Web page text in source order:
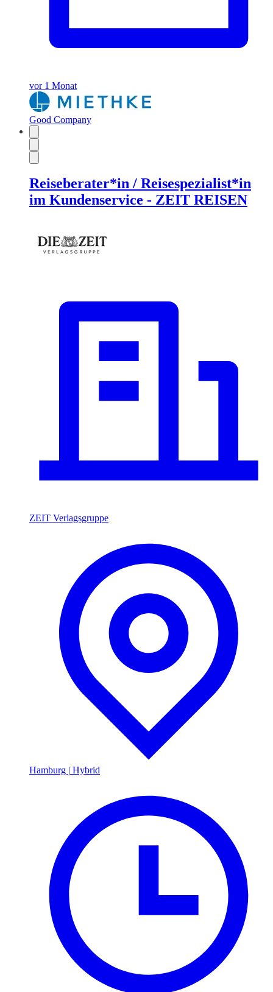
vor 1 Monat
Good Company
Reiseberater*in / Reisespezialist*in
im Kundenservice - ZEIT REISEN
ZEIT Verlagsgruppe
Hamburg | Hybrid